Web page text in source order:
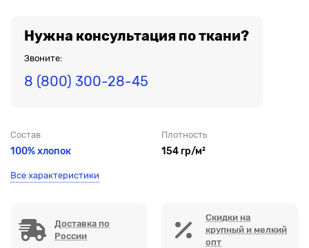
Нужна консультация по ткани?
Звоните:
8 (800) 300-28-45
Состав
100% хлопок
Плотность
154 гр/м²
Все характеристики
Доставка по
России
Скидки на
крупный и мелкий
опт